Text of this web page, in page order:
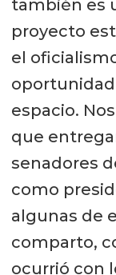
también es
proyecto
el
espacio.
que
senadores
como
algunas de
comparto,
ocurrió con